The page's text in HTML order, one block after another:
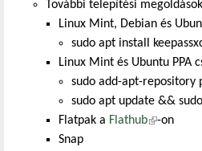
További telepítési
Linux Mint, Debian és
sudo apt install
Linux Mint és Ubuntu PPA
sudo add-apt-repository
sudo apt update &&
Flatpak a Flathub(külső
-on
Snap